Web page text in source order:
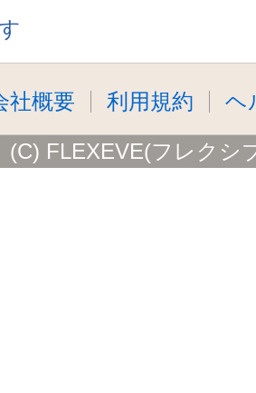
社概要 利用規約 ヘ
(C) FLEXEVE(フレクシ